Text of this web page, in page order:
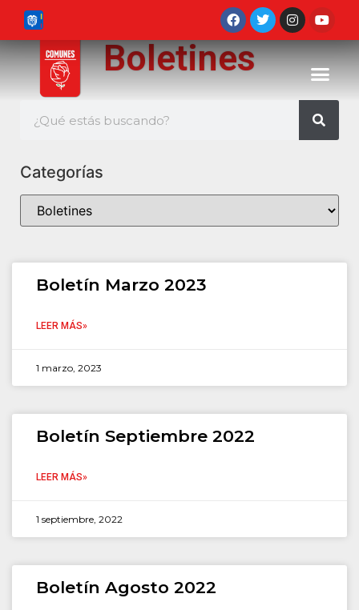
Boletines
Categorías
Boletín Marzo 2023
LEER MÁS»
1 marzo, 2023
Boletín Septiembre 2022
LEER MÁS»
1 septiembre, 2022
Boletín Agosto 2022